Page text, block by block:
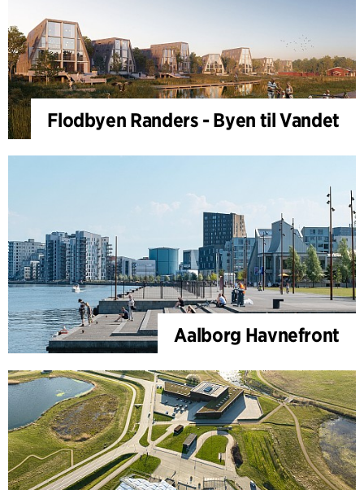
Flodbyen Randers - Byen til Vandet
Aalborg Havnefront